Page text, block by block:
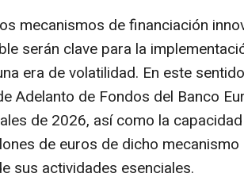
mecanismos de financiación
serán clave para la
era de volatilidad. En este
Adelanto de Fondos del Banco
de 2026, así como la
de euros de dicho mecanismo
sus actividades esenciales.